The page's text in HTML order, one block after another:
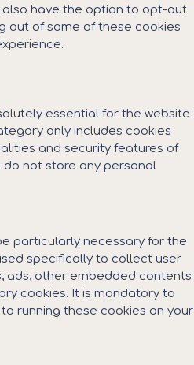
also have the option to opt-out
out of some of these cookies
essential for the website
only includes cookies
and security features of
do not store any personal
particularly necessary for the
specifically to collect user
ads, other embedded contents
cookies. It is mandatory to
running these cookies on your